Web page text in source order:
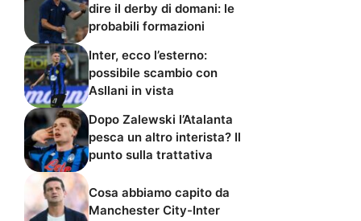
dire il derby di domani: le
probabili formazioni
Inter, ecco l’esterno:
possibile scambio con
Asllani in vista
Dopo Zalewski l’Atalanta
pesca un altro interista? Il
punto sulla trattativa
Cosa abbiamo capito da
Manchester City-Inter